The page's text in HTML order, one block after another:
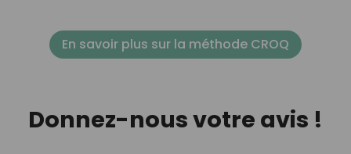
En savoir plus sur la méthode CROQ
Donnez-nous votre avis !